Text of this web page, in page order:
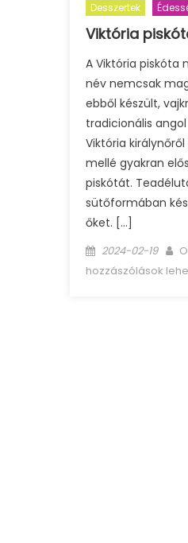
Desszertek
Viktória
A Viktória piskóta
név nemcsak
ebből készült,
tradicionális
Viktória
mellé gyakran
piskótát.
sütőformában
őket. […]
Posted
on
2024-02-19
hozzászólások